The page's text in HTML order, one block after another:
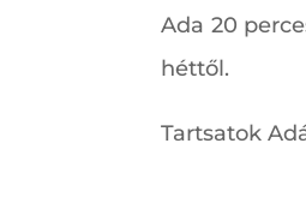
Ada 20
héttől.
Tartsatok